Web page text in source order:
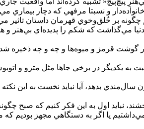
خانواده‌دار و نسبتا مرفهي که دچار
بر خُلق‌و‌خوي قهرمان داستان
مي‌گذاشت که شکم را پديده‌اي بي‌هنر و
گوشت قرمز و ميوه‌ها و چه و چه ذخيره
به يکديگر در برخي جاها مثل مترو و
سال‌مندي بدهد، آيا نبايد نخست به اين
نبايد اول به اين فکر کنيم که صبح
يا اگر به دستگاهي مجهز بوديم